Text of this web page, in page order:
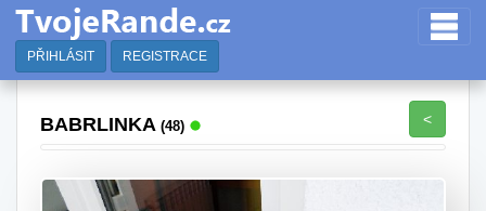
PŘIHLÁSIT REGISTRACE
BABRLINKA (48) <